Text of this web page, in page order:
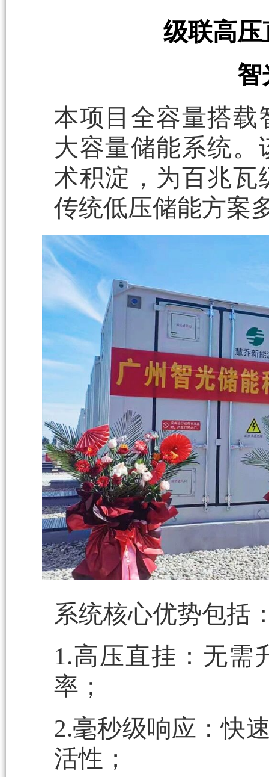
级联高
智
本项目全容量搭载
大容量储能系统
术积淀，为百兆瓦
传统低压储能方案
系统核心优势包括
1.高压直挂：无需
率；
2.毫秒级响应：快
活性；